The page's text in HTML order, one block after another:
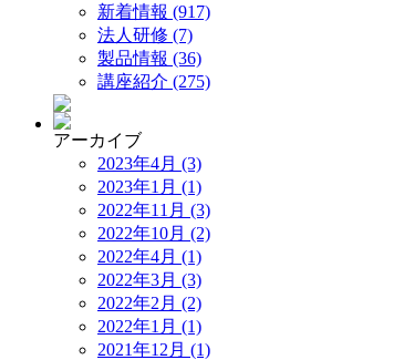
新着情報 (917)
法人研修 (7)
製品情報 (36)
講座紹介 (275)
アーカイブ
2023年4月 (3)
2023年1月 (1)
2022年11月 (3)
2022年10月 (2)
2022年4月 (1)
2022年3月 (3)
2022年2月 (2)
2022年1月 (1)
2021年12月 (1)